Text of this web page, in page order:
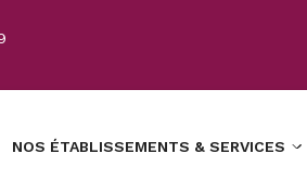
et Jeunes Handicapés (APAJH 17)
NOS ÉTABLISSEMENTS & SERVICES